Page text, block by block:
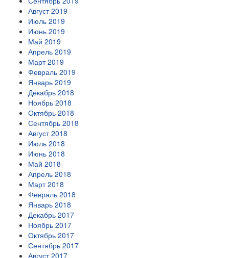
Август 2019
Июль 2019
Июнь 2019
Май 2019
Апрель 2019
Март 2019
Февраль 2019
Январь 2019
Декабрь 2018
Ноябрь 2018
Октябрь 2018
Сентябрь 2018
Август 2018
Июль 2018
Июнь 2018
Май 2018
Апрель 2018
Март 2018
Февраль 2018
Январь 2018
Декабрь 2017
Ноябрь 2017
Октябрь 2017
Сентябрь 2017
Август 2017